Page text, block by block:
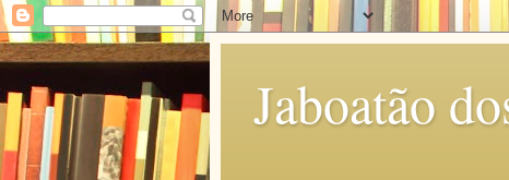
Jaboatão